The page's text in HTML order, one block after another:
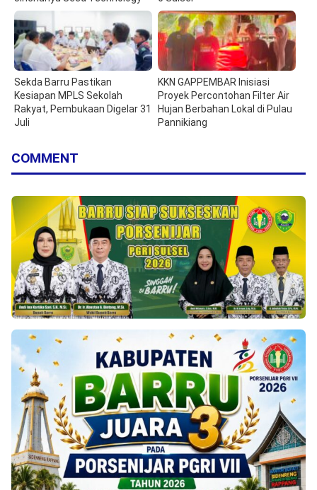
Sekda Barru Pastikan
Kesiapan MPLS Sekolah
Rakyat, Pembukaan Digelar 31
Juli
KKN GAPPEMBAR Inisiasi
Proyek Percontohan Filter Air
Hujan Berbahan Lokal di Pulau
Pannikiang
COMMENT